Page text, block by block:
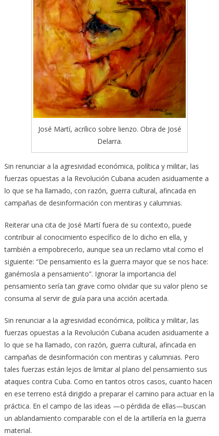
José Martí, acrílico sobre lienzo. Obra de José
Delarra.
Sin renunciar a la agresividad económica, política y militar, las
fuerzas opuestas a la Revolución Cubana acuden asiduamente a
lo que se ha llamado, con razón, guerra cultural, afincada en
campañas de desinformación con mentiras y calumnias.
Reiterar una cita de José Martí fuera de su contexto, puede
contribuir al conocimiento específico de lo dicho en ella, y
también a empobrecerlo, aunque sea un reclamo vital como el
siguiente: “De pensamiento es la guerra mayor que se nos hace:
ganémosla a pensamiento”. Ignorar la importancia del
pensamiento sería tan grave como olvidar que su valor pleno se
consuma al servir de guía para una acción acertada.
Sin renunciar a la agresividad económica, política y militar, las
fuerzas opuestas a la Revolución Cubana acuden asiduamente a
lo que se ha llamado, con razón, guerra cultural, afincada en
campañas de desinformación con mentiras y calumnias. Pero
tales fuerzas están lejos de limitar al plano del pensamiento sus
ataques contra Cuba. Como en tantos otros casos, cuanto hacen
en ese terreno está dirigido a preparar el camino para actuar en la
práctica. En el campo de las ideas —o pérdida de ellas—buscan
un ablandamiento comparable con el de la artillería en la guerra
material.